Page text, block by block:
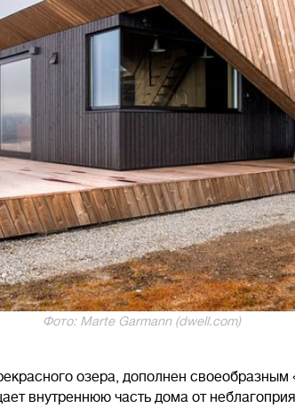
Фото: Marte Garmann (dwell.com)
озера, дополнен
внутреннюю часть дома от